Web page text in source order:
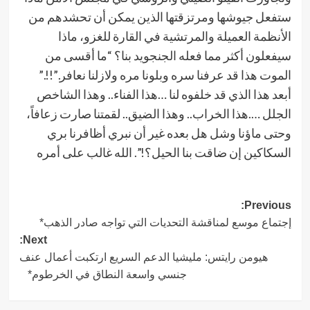
ستفعل جيوشها ومرتزقتها الذين يمكن أن تحشدهم من
الأنظمة العميلة والمرتشية في القارة للغزو، ماذا
سيفعلون أكثر مما فعله الجنجويد بنا؟ “ما أقسى من
الموت هذا قد عرفنا سره وبلونا مره ولازلنا نعافر.”!!.”
أبعد هذا الذي قد خلفوه لنا …هذا الفناء.. وهذا الشاخص
الجلل ….هذا الخراب.. وهذا الضيق.. لقمتنا صارت زعافاً،
وحتى ماؤنا وشل هل بعده غير أن نبري أظافرنا بري
السكاكين إن ضاقت بنا الحيل؟!”. الله غالب على أمره
Post
navigation
Previous:
إجتماع موسع لمناقشة التحديات التي تواجه صادر الذهب*
Next:
هيومن رايتس: مليشيا الدعم السريع ارتكبت أعمال عنف
جنسي واسعة النطاق في الخرطوم*